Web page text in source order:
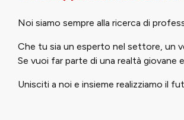
Noi siamo sempre alla ricerca di
Che tu sia un esperto nel settore, un
Se vuoi far parte di una realtà giovane
Unisciti a noi e insieme realizziamo il